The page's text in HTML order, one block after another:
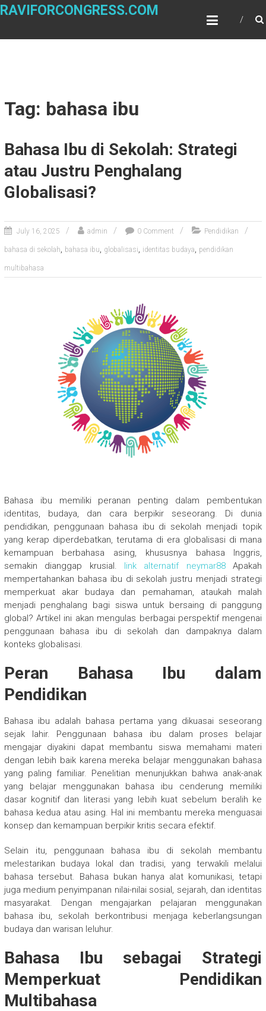
Skip
RAVIFORCONGRESS.COM
Tag: bahasa ibu
Bahasa Ibu di Sekolah: Strategi
atau Justru Penghalang
Globalisasi?
July 16, 2025 admin 0 Comment Pendidikan
bahasa di sekolah, bahasa ibu, globalisasi, identitas budaya, pendidikan
multibahasa
Bahasa ibu memiliki peranan penting dalam pembentukan
identitas, budaya, dan cara berpikir seseorang. Di dunia
pendidikan, penggunaan bahasa ibu di sekolah menjadi topik
yang kerap diperdebatkan, terutama di era globalisasi di mana
kemampuan berbahasa asing, khususnya bahasa Inggris,
semakin dianggap krusial. link alternatif neymar88Apakah
mempertahankan bahasa ibu di sekolah justru menjadi strategi
memperkuat akar budaya dan pemahaman, ataukah malah
menjadi penghalang bagi siswa untuk bersaing di panggung
global? Artikel ini akan mengulas berbagai perspektif mengenai
penggunaan bahasa ibu di sekolah dan dampaknya dalam
konteks globalisasi.
Peran Bahasa Ibu dalam
Pendidikan
Bahasa ibu adalah bahasa pertama yang dikuasai seseorang
sejak lahir. Penggunaan bahasa ibu dalam proses belajar
mengajar diyakini dapat membantu siswa memahami materi
dengan lebih baik karena mereka belajar menggunakan bahasa
yang paling familiar. Penelitian menunjukkan bahwa anak-anak
yang belajar menggunakan bahasa ibu cenderung memiliki
dasar kognitif dan literasi yang lebih kuat sebelum beralih ke
bahasa kedua atau asing. Hal ini membantu mereka menguasai
konsep dan kemampuan berpikir kritis secara efektif.
Selain itu, penggunaan bahasa ibu di sekolah membantu
melestarikan budaya lokal dan tradisi, yang terwakili melalui
bahasa tersebut. Bahasa bukan hanya alat komunikasi, tetapi
juga medium penyimpanan nilai-nilai sosial, sejarah, dan identitas
masyarakat. Dengan mengajarkan pelajaran menggunakan
bahasa ibu, sekolah berkontribusi menjaga keberlangsungan
budaya dan warisan leluhur.
Bahasa Ibu sebagai Strategi
Memperkuat Pendidikan
Multibahasa